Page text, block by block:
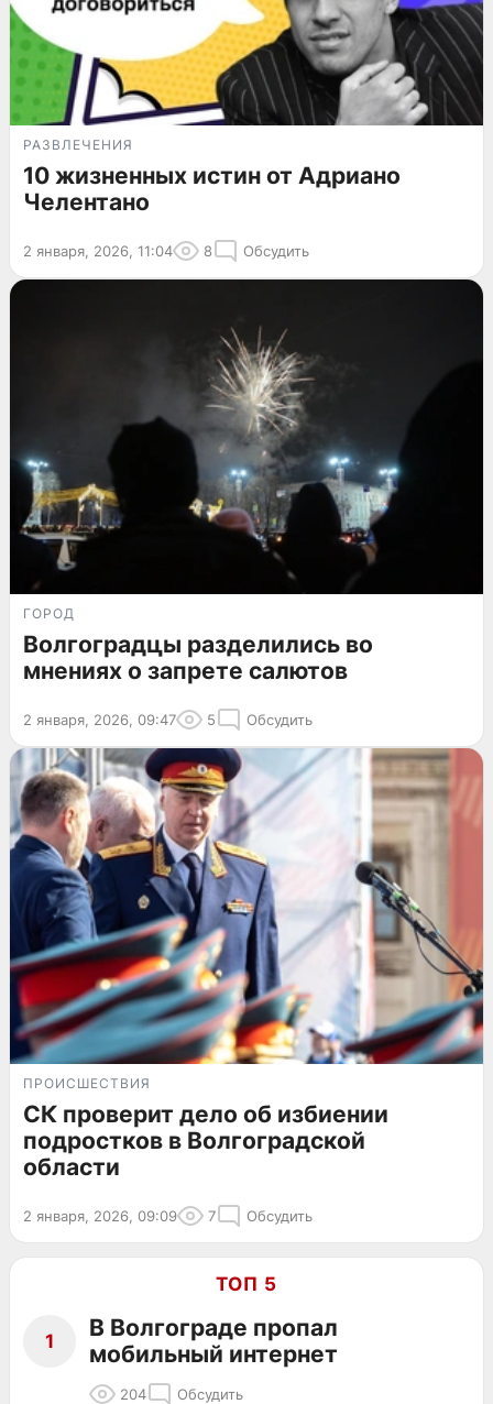
РАЗВЛЕЧЕНИЯ
10 жизненных истин от Адриано
Челентано
2 января, 2026, 11:04 8 Обсудить
ГОРОД
Волгоградцы разделились во
мнениях о запрете салютов
2 января, 2026, 09:47 5 Обсудить
ПРОИСШЕСТВИЯ
СК проверит дело об избиении
подростков в Волгоградской
области
2 января, 2026, 09:09 7 Обсудить
ТОП 5
1
В Волгограде пропал
мобильный интернет
204 Обсудить